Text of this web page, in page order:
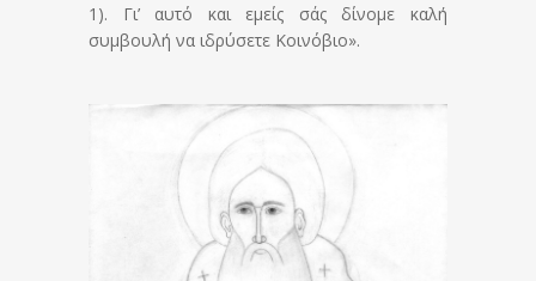
1). Γι’ αυτό και εμείς σάς δίνομε καλή
συμβουλή να ιδρύσετε Κοινόβιο».